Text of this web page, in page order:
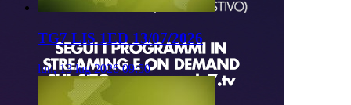
TG7 LIS 1ED 13/07/2026
lun, 13 lug 2026 09:50